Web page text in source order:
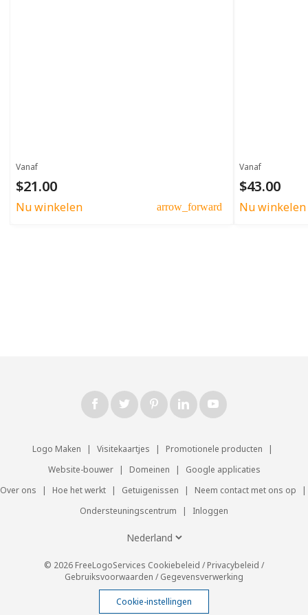
Vanaf
$21.00
Nu winkelen arrow_forward
Vanaf
$43.00
Nu winkelen
Logo Maken | Visitekaartjes | Promotionele producten
|
Website-bouwer
| Domeinen |
Google applicaties
Over ons
| Hoe het werkt | Getuigenissen | Neem contact met ons op
|
Ondersteuningscentrum
| Inloggen
© 2026 FreeLogoServices Cookiebeleid /Privacybeleid /
Gebruiksvoorwaarden /Gegevensverwerking
Cookie-instellingen